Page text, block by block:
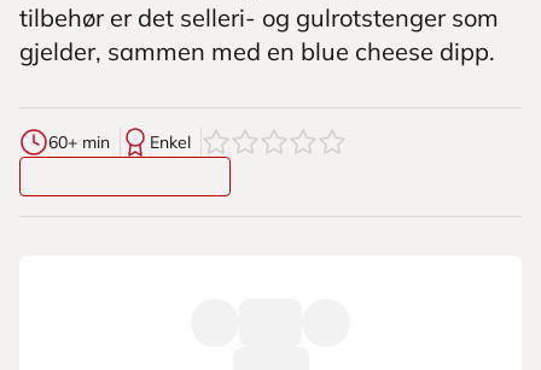
tilbehør er det selleri- og gulrotstenger som
gjelder, sammen med en blue cheese dipp.
60+ min Enkel 0av5stjerner